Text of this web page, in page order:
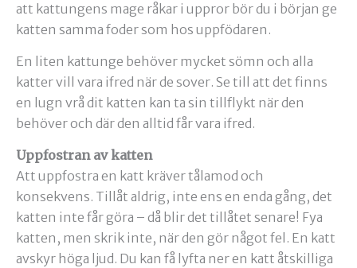
att kattungens mage råkar i uppror bör du i början ge
katten samma foder som hos uppfödaren.
En liten kattunge behöver mycket sömn och alla
katter vill vara ifred när de sover. Se till att det finns
en lugn vrå dit katten kan ta sin tillflykt när den
behöver och där den alltid får vara ifred.
Uppfostran av katten
Att uppfostra en katt kräver tålamod och
konsekvens. Tillåt aldrig, inte ens en enda gång, det
katten inte får göra – då blir det tillåtet senare! Fya
katten, men skrik inte, när den gör något fel. En katt
avskyr höga ljud. Du kan få lyfta ner en katt åtskilliga